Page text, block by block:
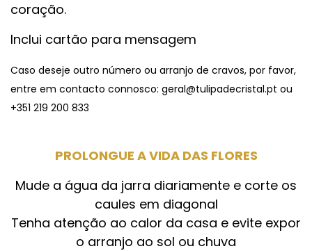
coração.
Inclui cartão para mensagem
Caso deseje outro número ou arranjo de cravos, por favor,
entre em contacto connosco: geral@tulipadecristal.pt ou
+351 219 200 833
PROLONGUE A VIDA DAS FLORES
Mude a água da jarra diariamente e corte os
caules em diagonal
Tenha atenção ao calor da casa e evite expor
o arranjo ao sol ou chuva